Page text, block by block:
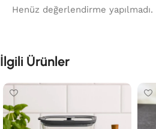
Henüz değerlendirme yapılmadı.
İlgili Ürünler